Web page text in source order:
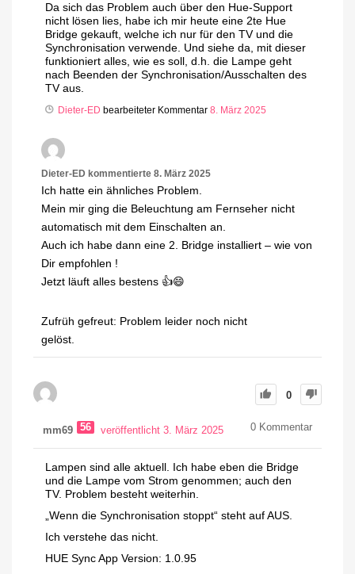
Da sich das Problem auch über den Hue-Support
nicht lösen lies, habe ich mir heute eine 2te Hue
Bridge gekauft, welche ich nur für den TV und die
Synchronisation verwende. Und siehe da, mit dieser
funktioniert alles, wie es soll, d.h. die Lampe geht
nach Beenden der Synchronisation/Ausschalten des
TV aus.
Dieter-ED bearbeiteter Kommentar 8. März 2025
Dieter-ED kommentierte 8. März 2025
Ich hatte ein ähnliches Problem.
Mein mir ging die Beleuchtung am Fernseher nicht
automatisch mit dem Einschalten an.
Auch ich habe dann eine 2. Bridge installiert – wie von
Dir empfohlen !
Jetzt läuft alles bestens 👍😄
Zufrüh gefreut: Problem leider noch nicht
gelöst.
0
mm69 56 veröffentlicht 3. März 2025 0 Kommentar
Lampen sind alle aktuell. Ich habe eben die Bridge
und die Lampe vom Strom genommen; auch den
TV. Problem besteht weiterhin.
„Wenn die Synchronisation stoppt“ steht auf AUS.
Ich verstehe das nicht.
HUE Sync App Version: 1.0.95